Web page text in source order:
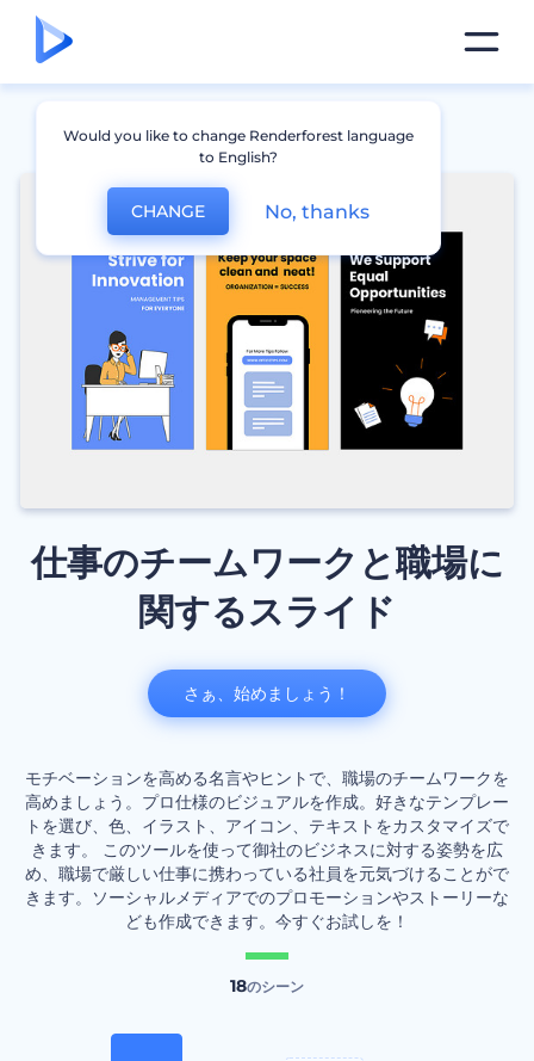
仕事のチームワークと職場に
関するスライド
モチベーションを高める名言やヒントで、職場のチームワークを
高めましょう。プロ仕様のビジュアルを作成。好きなテンプレー
トを選び、色、イラスト、アイコン、テキストをカスタマイズで
きます。 このツールを使って御社のビジネスに対する姿勢を広
め、職場で厳しい仕事に携わっている社員を元気づけることがで
きます。ソーシャルメディアでのプロモーションやストーリーな
ども作成できます。今すぐお試しを！
18のシーン
さぁ、始めましょう！
Would you like to change Renderforest language
to English?
CHANGE No, thanks